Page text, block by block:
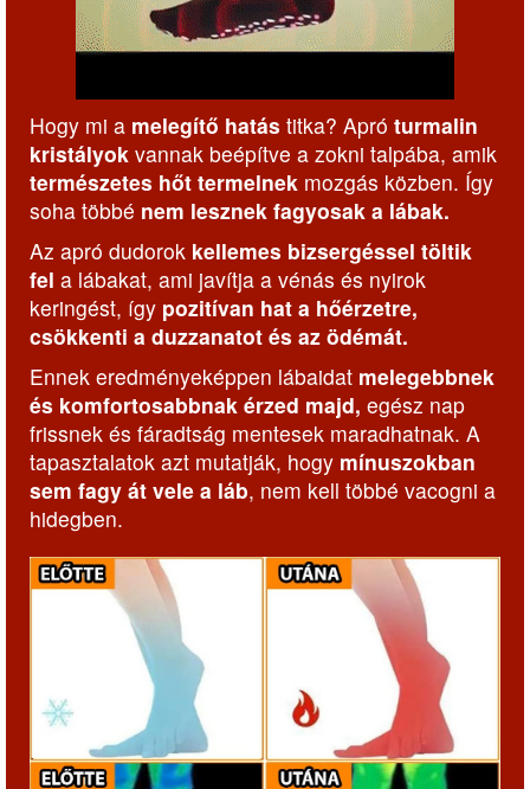
Hogy mi a melegítő hatás titka? Apró turmalin
kristályok vannak beépítve a zokni talpába, amik
természetes hőt termelnek mozgás közben. Így
soha többé nem lesznek fagyosak a lábak.
Az apró dudorok kellemes bizsergéssel töltik
fel a lábakat, ami javítja a vénás és nyirok
keringést, így pozitívan hat a hőérzetre,
csökkenti a duzzanatot és az ödémát.
Ennek eredményeképpen lábaidat melegebbnek
és komfortosabbnak érzed majd, egész nap
frissnek és fáradtság mentesek maradhatnak. A
tapasztalatok azt mutatják, hogy mínuszokban
sem fagy át vele a láb, nem kell többé vacogni a
hidegben.